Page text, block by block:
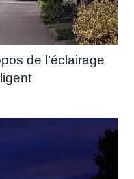
de l’éclairage